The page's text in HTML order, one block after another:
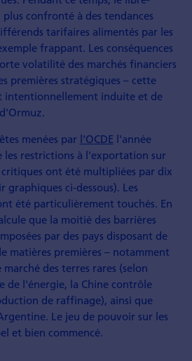
plus confronté à des tendances
tarifaires alimentés par les
frappant. Les conséquences
volatilité des marchés financiers
premières stratégiques – cette
intentionnellement induite et de
menées par l'OCDE l'année
restrictions à l'exportation sur
critiques ont été multipliées par dix
graphiques ci-dessous). Les
été particulièrement touchés. En
que la moitié des barrières
par des pays disposant de
matières premières – notamment
des terres rares (selon
de l'énergie, la Chine contrôle
de raffinage), ainsi que
Le jeu de pouvoir sur les
et bien commencé.